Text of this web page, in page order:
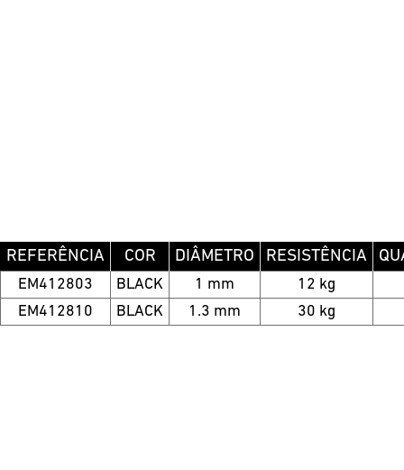
REFERÊNCIA COR DIÂMETRO RESISTÊNCIA
EM412803 BLACK 1 mm
12 kg
EM412810
BLACK 1.3 mm 30 kg